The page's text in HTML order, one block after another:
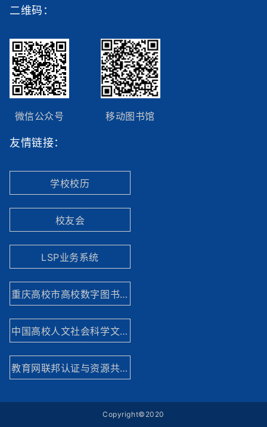
二维码：
微信公众号 移动图书馆
友情链接：
学校校历
校友会
LSP业务系统
重庆高校市高校数字图书馆
中国高校人文社会科学文献中心
教育网联邦认证与资源共享基础设施网站
Copyright©2020